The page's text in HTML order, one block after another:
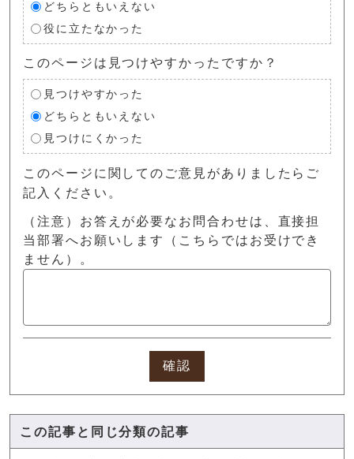
どちらともいえない
役に立たなかった
このページは見つけやすかったですか？
見つけやすかった
どちらともいえない
見つけにくかった
このページに関してのご意見がありましたらご
記入ください。
（注意）お答えが必要なお問合わせは、直接担
当部署へお願いします（こちらではお受けでき
ません）。
確認
この記事と同じ分類の記事